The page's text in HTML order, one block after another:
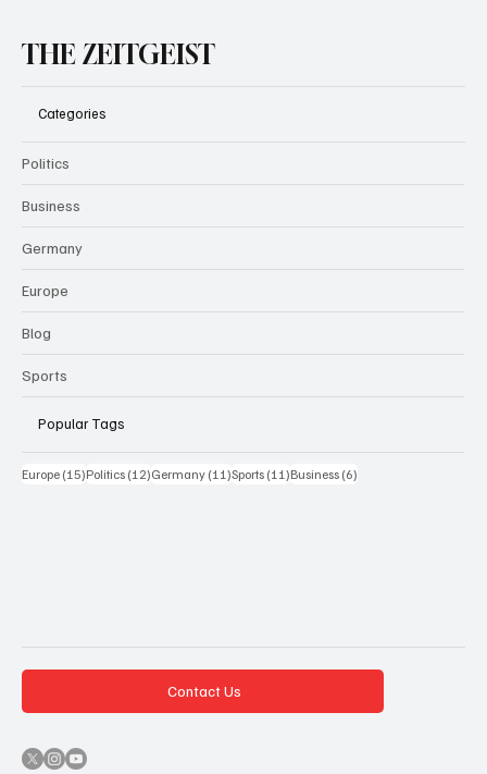
THE ZEITGEIST
Categories
Politics
Business
Germany
Europe
Blog
Sports
Popular Tags
Europe (15)15 Beiträge
Politics (12)12 Beiträge
Germany (11)11 Beiträge
Sports (11)11 Beiträge
Business (6)
Contact Us